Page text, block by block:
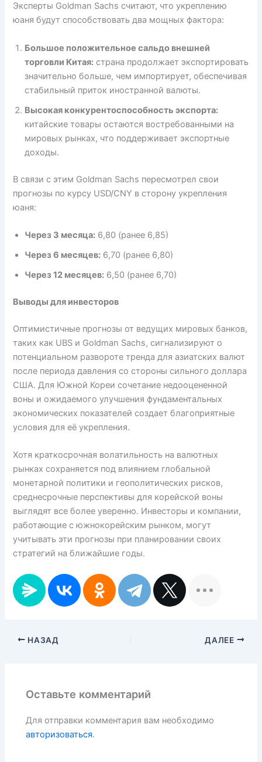
Эксперты Goldman Sachs считают, что укреплению
юаня будут способствовать два мощных фактора:
Большое положительное сальдо внешней
торговли Китая: страна продолжает экспортировать
значительно больше, чем импортирует, обеспечивая
стабильный приток иностранной валюты.
Высокая конкурентоспособность экспорта:
китайские товары остаются востребованными на
мировых рынках, что поддерживает экспортные
доходы.
В связи с этим Goldman Sachs пересмотрел свои
прогнозы по курсу USD/CNY в сторону укрепления
юаня:
Через 3 месяца: 6,80 (ранее 6,85)
Через 6 месяцев: 6,70 (ранее 6,80)
Через 12 месяцев: 6,50 (ранее 6,70)
Выводы для инвесторов
Оптимистичные прогнозы от ведущих мировых банков,
таких как UBS и Goldman Sachs, сигнализируют о
потенциальном развороте тренда для азиатских валют
после периода давления со стороны сильного доллара
США. Для Южной Кореи сочетание недооцененной
воны и ожидаемого улучшения фундаментальных
экономических показателей создает благоприятные
условия для её укрепления.
Хотя краткосрочная волатильность на валютных
рынках сохраняется под влиянием глобальной
монетарной политики и геополитических рисков,
среднесрочные перспективы для корейской воны
выглядят все более уверенно. Инвесторы и компании,
работающие с южнокорейским рынком, могут
учитывать эти прогнозы при планировании своих
стратегий на ближайшие годы.
НАЗАД ДАЛЕЕ
Оставьте комментарий
Для отправки комментария вам необходимо
авторизоваться.